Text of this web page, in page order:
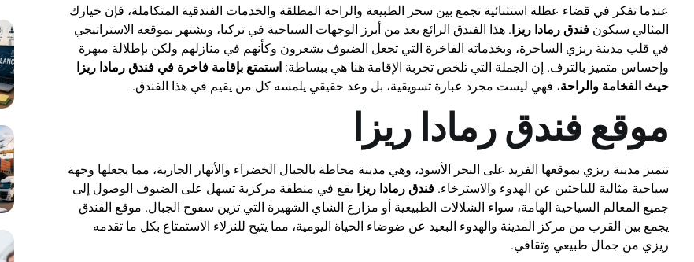
عندما تفكر في قضاء عطلة استثنائية تجمع بين سحر الطبيعة والراحة المطلقة والخدمات الفندقية المتكاملة، فإن خيارك
المثالي سيكون فندق رمادا ريزا. هذا الفندق الرائع يعد من أبرز الوجهات السياحية في تركيا، ويشتهر بموقعه الاستراتيجي
في قلب مدينة ريزي الساحرة، وبخدماته الفاخرة التي تجعل الضيوف يشعرون وكأنهم في منازلهم ولكن بإطلالة مبهرة
وإحساس متميز بالترف. إن الجملة التي تلخص تجربة الإقامة هنا هي ببساطة: استمتع بإقامة فاخرة في فندق رمادا ريزا
حيث الفخامة والراحة، فهي ليست مجرد عبارة تسويقية، بل وعد حقيقي يلمسه كل من يقيم في هذا الفندق.
موقع فندق رمادا ريزا
تتميز مدينة ريزي بموقعها الفريد على البحر الأسود، وهي مدينة محاطة بالجبال الخضراء والأنهار الجارية، مما يجعلها وجهة
سياحية مثالية للباحثين عن الهدوء والاسترخاء. فندق رمادا ريزا يقع في منطقة مركزية تسهل على الضيوف الوصول إلى
جميع المعالم السياحية الهامة، سواء الشلالات الطبيعية أو مزارع الشاي الشهيرة التي تزين سفوح الجبال. موقع الفندق
يجمع بين القرب من مركز المدينة والهدوء البعيد عن ضوضاء الحياة اليومية، مما يتيح للنزلاء الاستمتاع بكل ما تقدمه
ريزي من جمال طبيعي وثقافي.